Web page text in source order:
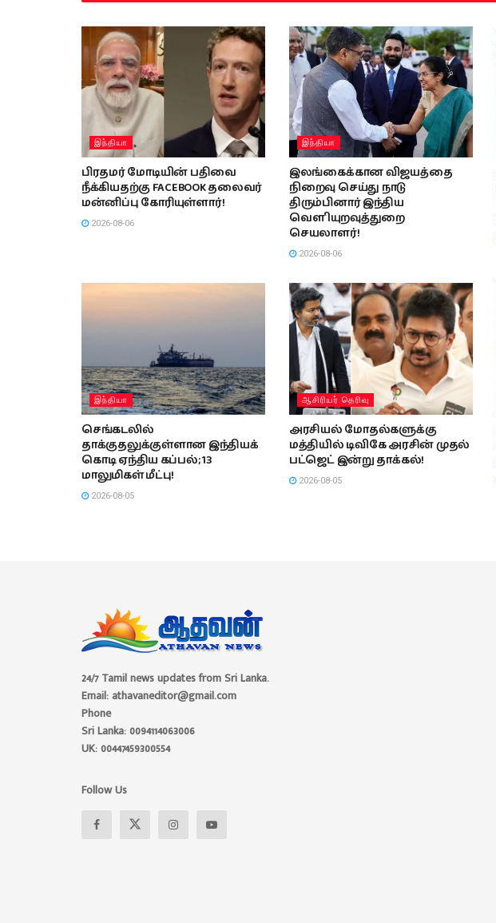
இந்தியா
பிரதமர் மோடியின் பதிவை
நீக்கியதற்கு FACEBOOK தலைவர்
மன்னிப்பு கோரியுள்ளார்!
2026-08-06
இந்தியா
இலங்கைக்கான விஜயத்தை
நிறைவு செய்து நாடு
திரும்பினார் இந்திய
வௌியுறவுத்துறை
செயலாளர்!
2026-08-06
இந்தியா
செங்கடலில்
தாக்குதலுக்குள்ளான இந்தியக்
கொடி ஏந்திய கப்பல்; 13
மாலுமிகள் மீட்பு!
2026-08-05
ஆசிரியர் தெரிவு
அரசியல் மோதல்களுக்கு
மத்தியில் டிவிகே அரசின் முதல்
பட்ஜெட் இன்று தாக்கல்!
2026-08-05
24/7 Tamil news updates from Sri Lanka.
Email: athavaneditor@gmail.com
Phone
Sri Lanka: 0094114063006
UK: 00447459300554
Follow Us